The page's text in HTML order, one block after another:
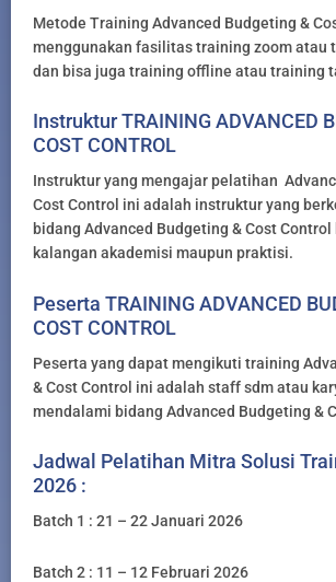
Metode Training Advanced Budgeting &
menggunakan fasilitas training zoom atau
dan bisa juga training offline atau training
Instruktur TRAINING ADVANCED
COST CONTROL
Instruktur yang mengajar pelatihan
Cost Control ini adalah instruktur yang
bidang Advanced Budgeting & Cost Control
kalangan akademisi maupun praktisi.
Peserta TRAINING ADVANCED
COST CONTROL
Peserta yang dapat mengikuti training
& Cost Control ini adalah staff sdm atau
mendalami bidang Advanced Budgeting &
Jadwal Pelatihan Mitra Solusi
2026 :
Batch 1 : 21 – 22 Januari 2026
Batch 2 : 11 – 12 Februari 2026